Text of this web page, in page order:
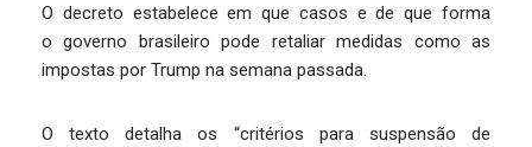
O decreto estabelece em que casos e de que forma
o governo brasileiro pode retaliar medidas como as
impostas por Trump na semana passada.
O texto detalha os “critérios para suspensão de